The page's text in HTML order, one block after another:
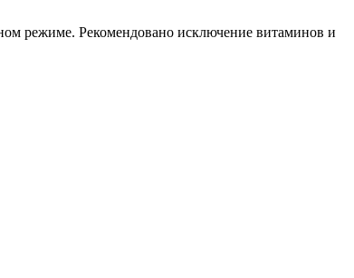
режиме. Рекомендовано исключение витаминов и